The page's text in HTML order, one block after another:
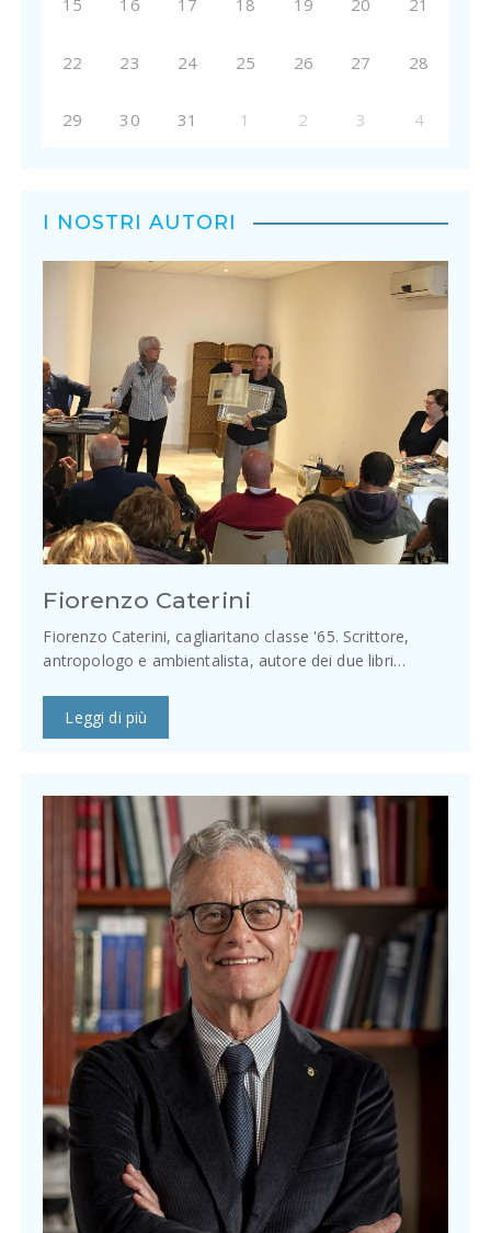
15 16 17 18 19 20 21
22 23 24 25 26 27 28
29 30 31 1 2 3 4
I NOSTRI AUTORI
Fiorenzo Caterini
Fiorenzo Caterini, cagliaritano classe '65. Scrittore,
antropologo e ambientalista, autore dei due libri…
Leggi di più